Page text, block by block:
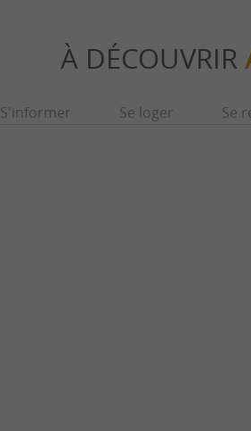
À DÉCOUVRIR
S'informer Se loger Se